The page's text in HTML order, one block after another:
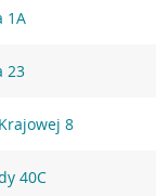
1A
23
8
40C